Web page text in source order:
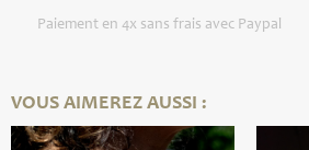
Paiement en 4x sans frais avec Paypal
VOUS AIMEREZ AUSSI :